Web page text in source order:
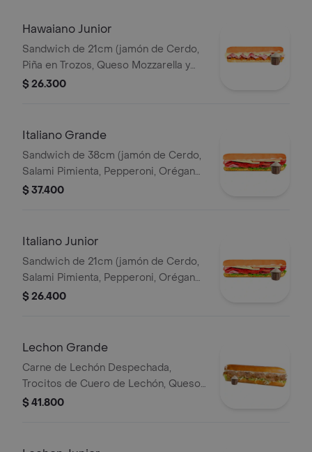
Hawaiano Junior
Sandwich de 21cm (jamón de Cerdo,
Piña en Trozos, Queso Mozzarella y
Mayonesa).
$ 26.300
Italiano Grande
Sandwich de 38cm (jamón de Cerdo,
Salami Pimienta, Pepperoni, Orégano,
Queso Parmesano, Queso Mozzarella,
$ 37.400
Italiano Junior
Sandwich de 21cm (jamón de Cerdo,
Salami Pimienta, Pepperoni, Orégano,
Queso Parmesano, Queso Mozzarella,
$ 26.400
Lechon Grande
Carne de Lechón Despechada,
Trocitos de Cuero de Lechón, Queso
Mozzarella, Lechuga y Salsa de Ajo
$ 41.800